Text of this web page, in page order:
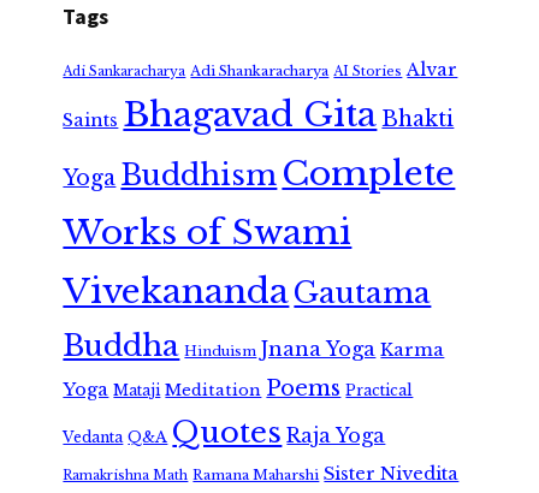
Tags
Adi Sankaracharya Adi Shankaracharya AI Stories Alvar
Saints Bhagavad GitaBhakti
Yoga Buddhism Complete
Works of Swami
VivekanandaGautama
Buddha Hinduism Jnana Yoga Karma
Yoga Mataji Meditation Poems Practical
Vedanta Q&A Quotes Raja Yoga
Ramakrishna Math Ramana Maharshi Sister Nivedita